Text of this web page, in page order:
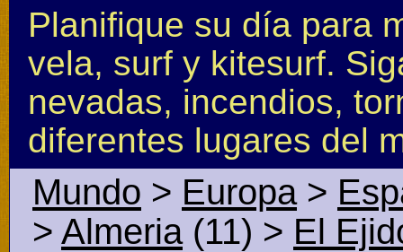
Planifique su día para
vela, surf y kitesurf.
nevadas, incendios,
diferentes lugares del
Mundo > Europa>
> Almeria(11) > El